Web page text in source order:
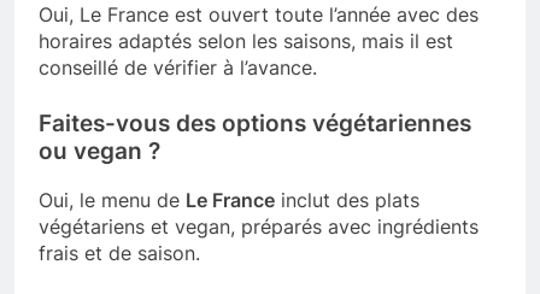
Oui, Le France est ouvert toute l’année avec des
horaires adaptés selon les saisons, mais il est
conseillé de vérifier à l’avance.
Faites-vous des options végétariennes
ou vegan ?
Oui, le menu de Le France inclut des plats
végétariens et vegan, préparés avec ingrédients
frais et de saison.